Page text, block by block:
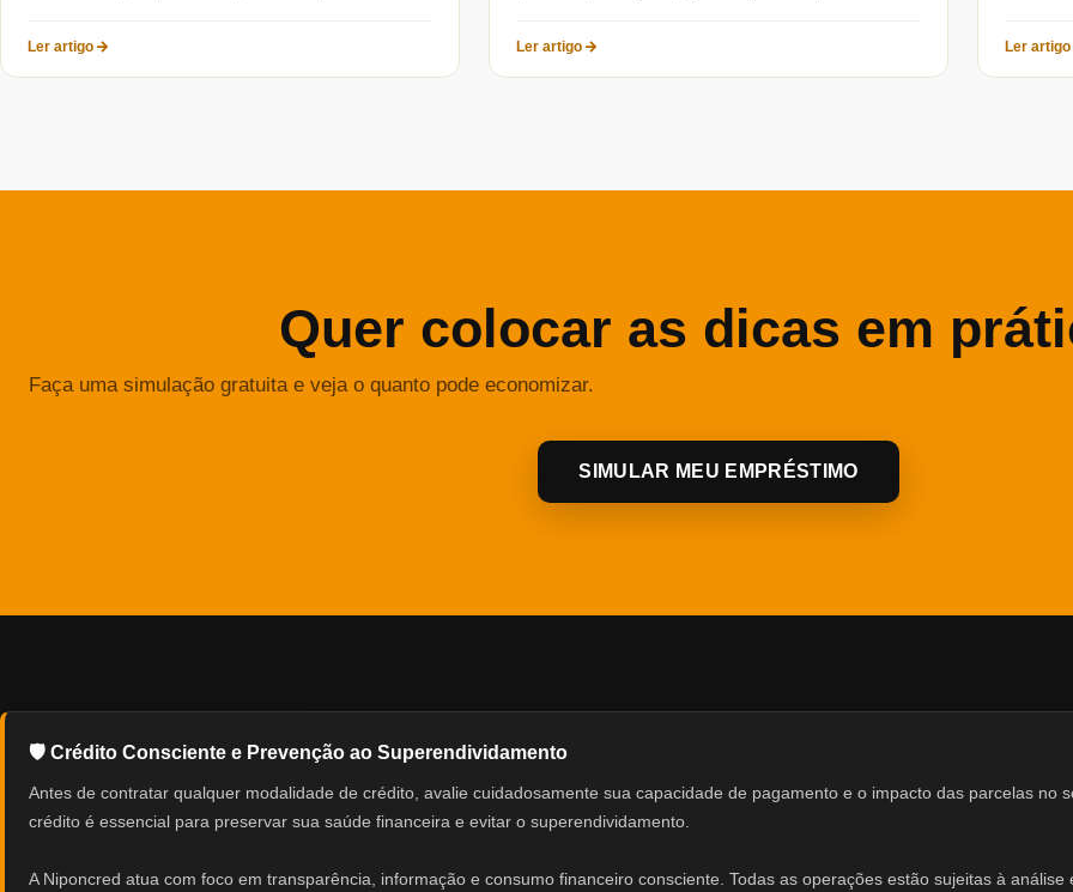
Ler artigo Ler artigo Ler artigo
Quer colocar as dicas em
Faça uma simulação gratuita e veja o quanto pode economizar.
SIMULAR MEU EMPRÉSTIMO
🛡️ Crédito Consciente e Prevenção ao Superendividamento
Antes de contratar qualquer modalidade de crédito, avalie cuidadosamente sua capacidade de pagamento e o impacto das parcelas no
crédito é essencial para preservar sua saúde financeira e evitar o superendividamento.
A Niponcred atua com foco em transparência, informação e consumo financeiro consciente. Todas as operações estão sujeitas à